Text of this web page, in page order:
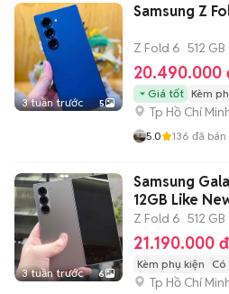
3 tuần trước 5
Samsung Z
Z Fold 6 512 GB
20.490.000
Giá tốt Kèm
Tp Hồ Chí
5.0 136 đã bán
3 tuần trước 6
Samsung
12GB Like
Z Fold 6 512 GB
21.190.000 đ
Kèm phụ kiện
Tp Hồ Chí